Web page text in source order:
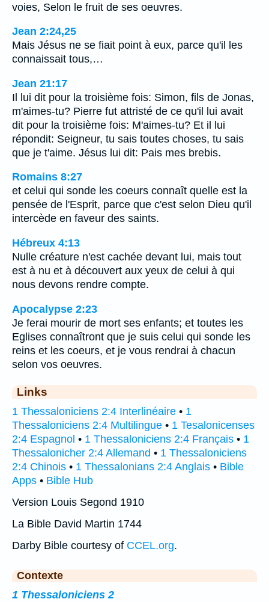
voies, Selon le fruit de ses oeuvres.
Jean 2:24,25
Mais Jésus ne se fiait point à eux, parce qu'il les
connaissait tous,…
Jean 21:17
Il lui dit pour la troisième fois: Simon, fils de Jonas,
m'aimes-tu? Pierre fut attristé de ce qu'il lui avait
dit pour la troisième fois: M'aimes-tu? Et il lui
répondit: Seigneur, tu sais toutes choses, tu sais
que je t'aime. Jésus lui dit: Pais mes brebis.
Romains 8:27
et celui qui sonde les coeurs connaît quelle est la
pensée de l'Esprit, parce que c'est selon Dieu qu'il
intercède en faveur des saints.
Hébreux 4:13
Nulle créature n'est cachée devant lui, mais tout
est à nu et à découvert aux yeux de celui à qui
nous devons rendre compte.
Apocalypse 2:23
Je ferai mourir de mort ses enfants; et toutes les
Eglises connaîtront que je suis celui qui sonde les
reins et les coeurs, et je vous rendrai à chacun
selon vos oeuvres.
Links
1 Thessaloniciens 2:4 Interlinéaire • 1
Thessaloniciens 2:4 Multilingue • 1 Tesalonicenses
2:4 Espagnol • 1 Thessaloniciens 2:4 Français • 1
Thessalonicher 2:4 Allemand • 1 Thessaloniciens
2:4 Chinois • 1 Thessalonians 2:4 Anglais • Bible
Apps • Bible Hub
Version Louis Segond 1910
La Bible David Martin 1744
Darby Bible courtesy of CCEL.org.
Contexte
1 Thessaloniciens 2